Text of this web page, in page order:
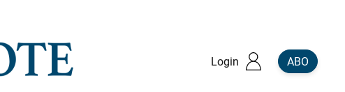
Login ABO